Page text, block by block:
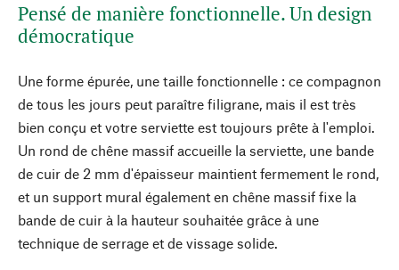
Pensé de manière fonctionnelle. Un design
démocratique
Une forme épurée, une taille fonctionnelle : ce compagnon
de tous les jours peut paraître filigrane, mais il est très
bien conçu et votre serviette est toujours prête à l'emploi.
Un rond de chêne massif accueille la serviette, une bande
de cuir de 2 mm d'épaisseur maintient fermement le rond,
et un support mural également en chêne massif fixe la
bande de cuir à la hauteur souhaitée grâce à une
technique de serrage et de vissage solide.